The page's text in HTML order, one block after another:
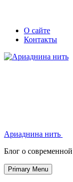
Skip
Secondary
left
navigation
Secondary
right
navigation
О сайте
Контакты
Ариаднина нить
Блог о
Primary Menu